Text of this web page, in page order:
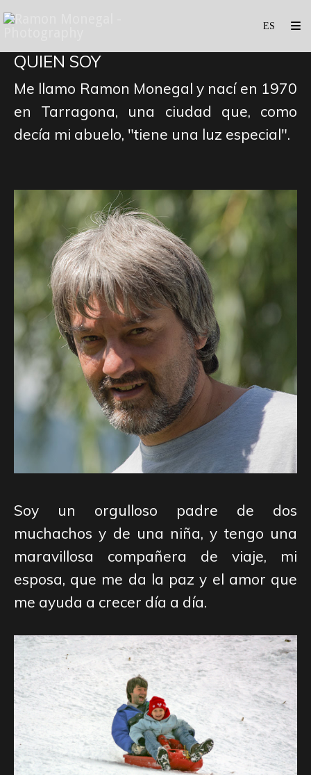
QUIEN SOY
Me llamo Ramon Monegal y nací en 1970
en Tarragona, una ciudad que, como
decía mi abuelo, "tiene una luz especial".
Soy un orgulloso padre de dos
muchachos y de una niña, y tengo una
maravillosa compañera de viaje, mi
esposa, que me da la paz y el amor que
me ayuda a crecer día a día.